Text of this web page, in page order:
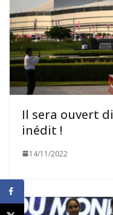
Il sera ouvert
inédit !
14/11/2022